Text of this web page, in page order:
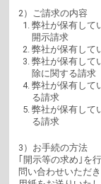
2）ご請求の内容
弊社が保有して
開示請求
弊社が保有して
弊社が保有して
除に関する請求
弊社が保有して
る請求
弊社が保有して
る請求
3）お手続の方法
｢開示等の求め｣を
問い合わせいただ